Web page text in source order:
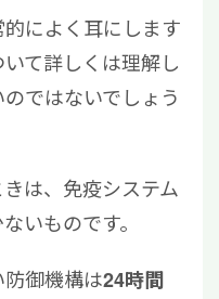
的によく耳にします
て詳しくは理解し
ではないでしょう
は、免疫システム
いものです。
御機構は24時間